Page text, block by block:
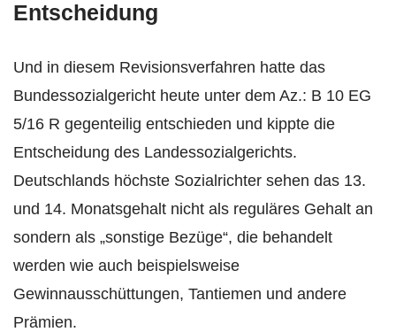
Entscheidung
Und in diesem Revisionsverfahren hatte das
Bundessozialgericht heute unter dem Az.: B 10 EG
5/16 R gegenteilig entschieden und kippte die
Entscheidung des Landessozialgerichts.
Deutschlands höchste Sozialrichter sehen das 13.
und 14. Monatsgehalt nicht als reguläres Gehalt an
sondern als „sonstige Bezüge“, die behandelt
werden wie auch beispielsweise
Gewinnausschüttungen, Tantiemen und andere
Prämien.